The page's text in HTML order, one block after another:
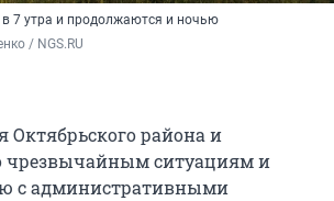
7 утра и продолжаются и ночью
/ NGS.RU
района и
чрезвычайным ситуациям и
с административными